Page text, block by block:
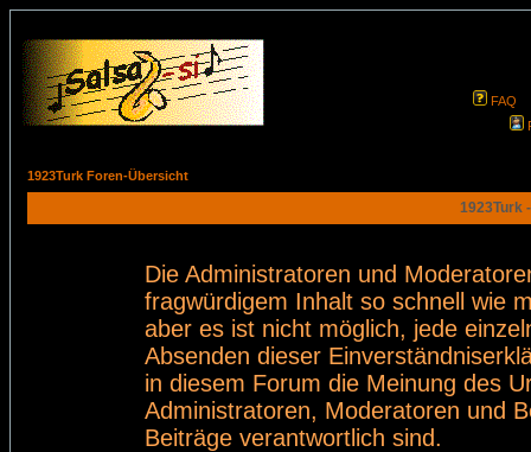
FAQ
1923Turk Foren-Übersicht
1923Turk
Die Administratoren und
fragwürdigem Inhalt so schnell wie
aber es ist nicht möglich, jede
Absenden dieser
in diesem Forum die Meinung des
Administratoren, Moderatoren und
Beiträge verantwortlich sind.